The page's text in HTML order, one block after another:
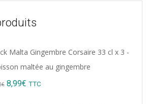
Malta Gingembre Corsaire 33 cl x 3 -
maltée au gingembre
€ Original
8,99€ Current
TTC